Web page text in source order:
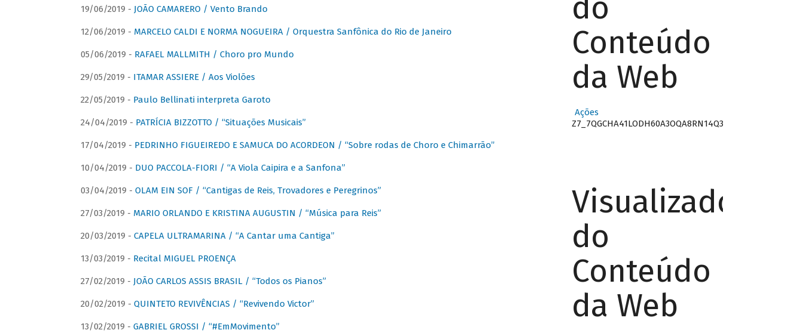
19/06/2019 - JOÃO CAMARERO / Vento Brando
12/06/2019 - MARCELO CALDI E NORMA NOGUEIRA / Orquestra Sanfônica do Rio de Janeiro
05/06/2019 - RAFAEL MALLMITH / Choro pro Mundo
29/05/2019 - ITAMAR ASSIERE / Aos Violões
22/05/2019 - Paulo Bellinati interpreta Garoto
24/04/2019 - PATRÍCIA BIZZOTTO / “Situações Musicais”
17/04/2019 - PEDRINHO FIGUEIREDO E SAMUCA DO ACORDEON / “Sobre rodas de Choro e Chimarrão”
10/04/2019 - DUO PACCOLA-FIORI / “A Viola Caipira e a Sanfona”
03/04/2019 - OLAM EIN SOF / “Cantigas de Reis, Trovadores e Peregrinos”
27/03/2019 - MARIO ORLANDO E KRISTINA AUGUSTIN / “Música para Reis”
20/03/2019 - CAPELA ULTRAMARINA / “A Cantar uma Cantiga”
13/03/2019 - Recital MIGUEL PROENÇA
27/02/2019 - JOÃO CARLOS ASSIS BRASIL / “Todos os Pianos”
20/02/2019 - QUINTETO REVIVÊNCIAS / “Revivendo Victor”
13/02/2019 - GABRIEL GROSSI / “#EmMovimento”
do
Conteúdo
da Web
Ações
Z7_7QGCHA41LODH60A3OQA8RN14Q3
Visualizador
do
Conteúdo
da Web